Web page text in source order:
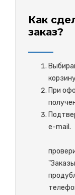
Как
заказ?
При